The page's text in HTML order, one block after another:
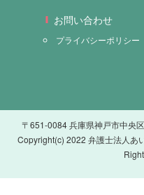
お問い合わせ
プライバシーポリシー
〒651-0084 兵庫県神戸市中央
Copyright(c) 2022 弁護士法人あ